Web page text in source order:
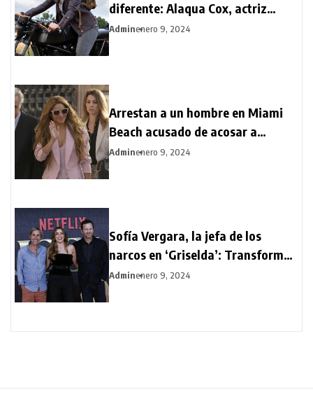
diferente: Alaqua Cox, actriz
sordomuda, protagoniza la serie
Adminenero 9, 2024
Arrestan a un hombre en Miami
Beach acusado de acosar a
Shakira
Adminenero 9, 2024
Sofía Vergara, la jefa de los
narcos en ‘Griselda’: Transformar
mi físico ha sido difícil
Adminenero 9, 2024